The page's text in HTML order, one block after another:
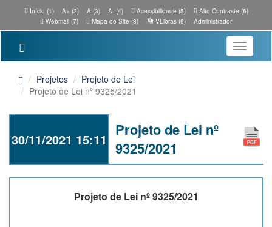
Início (1) A+ (2) A (3) A- (4) Acessibilidade (5)
Alto Contraste (6)
Webmail (7)
Mapa do Site (8) VLibras (9) Administrador
Toggle
Projetos
Projeto de Lei
Projeto de Lei nº 9325/2021
30/11/2021 15:11
Projeto de Lei nº
9325/2021
Projeto de Lei nº 9325/2021